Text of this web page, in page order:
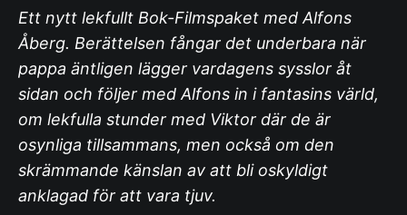
Ett nytt lekfullt Bok-Filmspaket med Alfons
Åberg. Berättelsen fångar det underbara när
pappa äntligen lägger vardagens sysslor åt
sidan och följer med Alfons in i fantasins värld,
om lekfulla stunder med Viktor där de är
osynliga tillsammans, men också om den
skrämmande känslan av att bli oskyldigt
anklagad för att vara tjuv.